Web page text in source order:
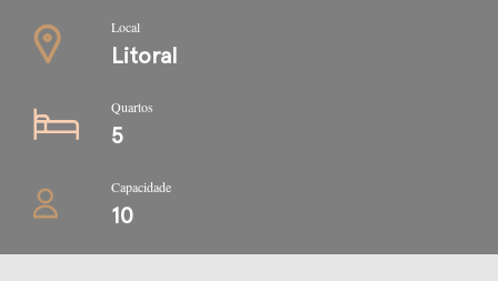
Local
Litoral
Quartos
5
Capacidade
10